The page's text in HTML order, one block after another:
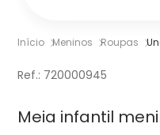
Início Meninos Roupas
Ref.: 720000945
Meia infantil